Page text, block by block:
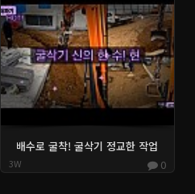
배수로 굴착! 굴삭기 정교한 작업
3W 0